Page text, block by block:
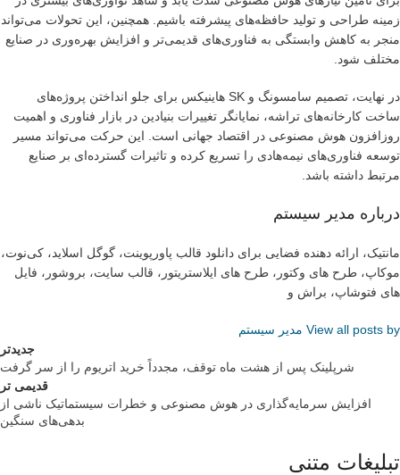
زمینه طراحی و تولید حافظه‌های پیشرفته باشیم. همچنین، این تحولات می‌تواند
منجر به کاهش وابستگی به فناوری‌های قدیمی‌تر و افزایش بهره‌وری در صنایع
مختلف شود.
در نهایت، تصمیم سامسونگ و SK هاینیکس برای جلو انداختن پروژه‌های
ساخت کارخانه‌های تراشه، نمایانگر تغییرات بنیادین در بازار فناوری و اهمیت
روزافزون هوش مصنوعی در اقتصاد جهانی است. این حرکت می‌تواند مسیر
توسعه فناوری‌های نیمه‌هادی را تسریع کرده و تاثیرات گسترده‌ای بر صنایع
مرتبط داشته باشد.
درباره مدیر سیستم
مانتیک، ارائه دهنده فضایی برای دانلود قالب پاورپوینت، گوگل اسلاید، کی‌نوت،
موکاپ، طرح های وکتور، طرح های ایلاستریتور، قالب سایت، بروشور، فایل
های فتوشاپ، براش و
View all posts by مدیر سیستم
جدیدتر
شرپلینک پس از هشت ماه توقف، مجدداً خرید اتریوم را از سر گرفت
قدیمی تر
افزایش سرمایه‌گذاری در هوش مصنوعی و خطرات سیستماتیک ناشی از
بدهی‌های سنگین
تبلیغات متنی